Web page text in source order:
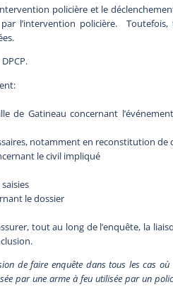
policière et le
l’intervention policière.
Gatineau concernant
notamment en reconstitution de
le civil impliqué
le dossier
tout au long de l’enquête, la
de faire enquête dans tous les cas
par une arme à feu utilisée par un